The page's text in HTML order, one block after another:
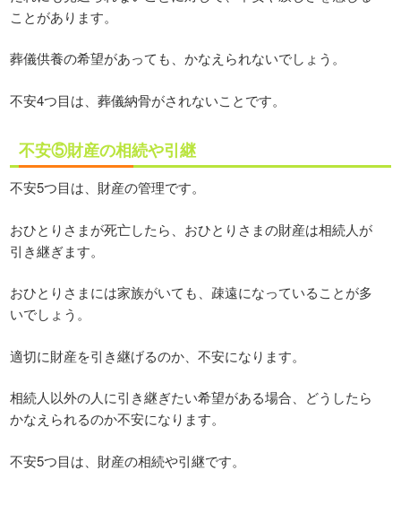
ことがあります。
葬儀供養の希望があっても、かなえられないでしょう。
不安4つ目は、葬儀納骨がされないことです。
不安⑤財産の相続や引継
不安5つ目は、財産の管理です。
おひとりさまが死亡したら、おひとりさまの財産は相続人が
引き継ぎます。
おひとりさまには家族がいても、疎遠になっていることが多
いでしょう。
適切に財産を引き継げるのか、不安になります。
相続人以外の人に引き継ぎたい希望がある場合、どうしたら
かなえられるのか不安になります。
不安5つ目は、財産の相続や引継です。